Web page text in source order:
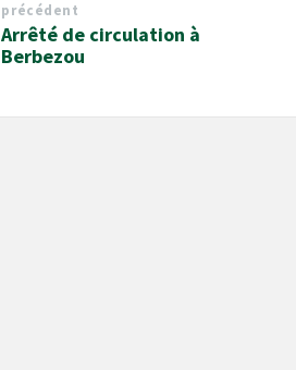
précédent
Arrêté de circulation à
Berbezou